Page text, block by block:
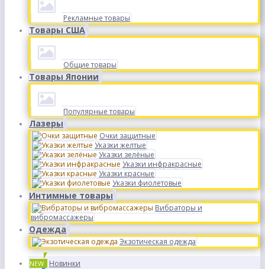
Рекламные товары
Товары США
Общие товары
Товары Японии
Популярные товары
Лазеры
Очки защитные
Указки желтые
Указки зелёные
Указки инфракрасные
Указки красные
Указки фиолетовые
Интимные товары
Вибраторы и
вибромассажеры
Одежда
Экзотическая одежда
NEW Новинки